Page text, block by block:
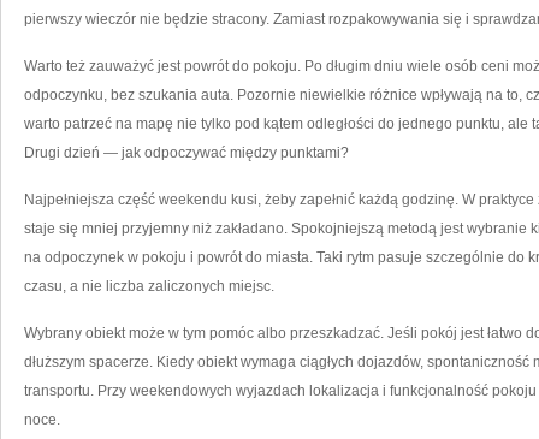
pierwszy wieczór nie będzie stracony. Zamiast rozpakowywania się i
Warto też zauważyć jest powrót do pokoju. Po długim dniu wiele osób ceni
odpoczynku, bez szukania auta. Pozornie niewielkie różnice wpływają na to,
warto patrzeć na mapę nie tylko pod kątem odległości do jednego punktu, ale
Drugi dzień — jak odpoczywać między punktami?
Najpełniejsza część weekendu kusi, żeby zapełnić każdą godzinę. W
staje się mniej przyjemny niż zakładano. Spokojniejszą metodą jest wybranie
na odpoczynek w pokoju i powrót do miasta. Taki rytm pasuje szczególnie do
czasu, a nie liczba zaliczonych miejsc.
Wybrany obiekt może w tym pomóc albo przeszkadzać. Jeśli pokój jest łatwo
dłuższym spacerze. Kiedy obiekt wymaga ciągłych dojazdów,
transportu. Przy weekendowych wyjazdach lokalizacja i funkcjonalność
noce.